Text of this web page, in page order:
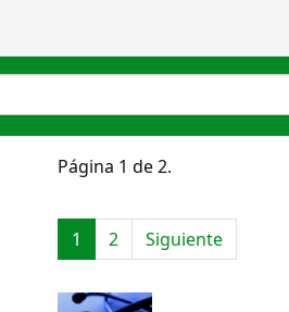
Página 1 de 2.
1 2 Siguiente